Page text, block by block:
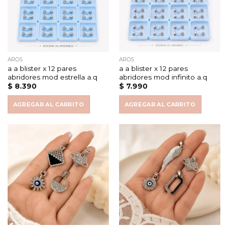
AROS
a a blister x 12 pares
abridores mod estrella a.q
$ 8.390
AGREGAR AL CARRITO
AROS
a a blister x 12 pares
abridores mod infinito a.q
$ 7.990
AGREGAR AL CARRITO